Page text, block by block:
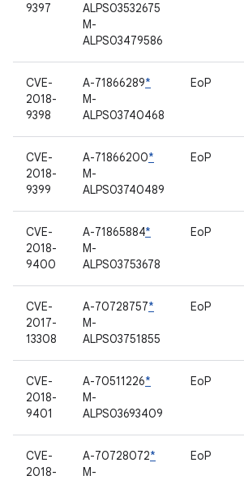
9397
ALPS03532675
M-
ALPS03479586
CVE-
2018-
9398
A-71866289*
M-
ALPS03740468
EoP
CVE-
2018-
9399
A-71866200*
M-
ALPS03740489
EoP
CVE-
2018-
9400
A-71865884*
M-
ALPS03753678
EoP
CVE-
2017-
13308
A-70728757*
M-
ALPS03751855
EoP
CVE-
2018-
9401
A-70511226*
M-
ALPS03693409
EoP
CVE-
2018-
A-70728072*
M-
EoP